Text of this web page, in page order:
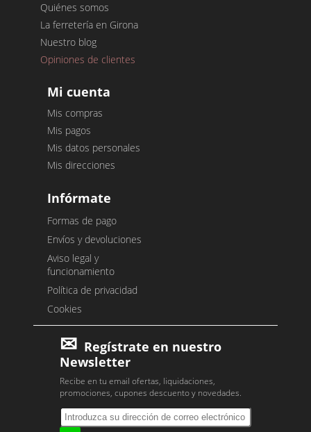
Quiénes somos
La ferretería en Girona
Nuestro blog
Opiniones de clientes
Mi cuenta
Mis compras
Mis pagos
Mis datos personales
Mis direcciones
Infórmate
Formas de pago
Envíos y devoluciones
Aviso legal y
funcionamiento
Política de privacidad
Cookies
Regístrate en nuestro
Newsletter
Recibe en tu email ofertas, liquidaciones,
promociones, cupones descuento y novedades.